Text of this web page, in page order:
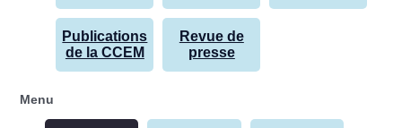
Publications
de la CCEM
Revue de
presse
Menu